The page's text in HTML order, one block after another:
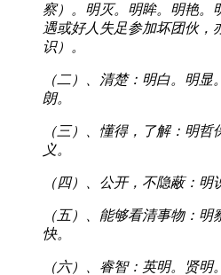
察）。明灭。明眸。明艳。
遇或好人失足参加坏团伙，
识）。
（二）、清楚：明白。明
朗。
（三）、懂得，了解：明
义。
（四）、公开，不隐蔽：明
（五）、能够看清事物：
快。
（六）、睿智：英明。贤明